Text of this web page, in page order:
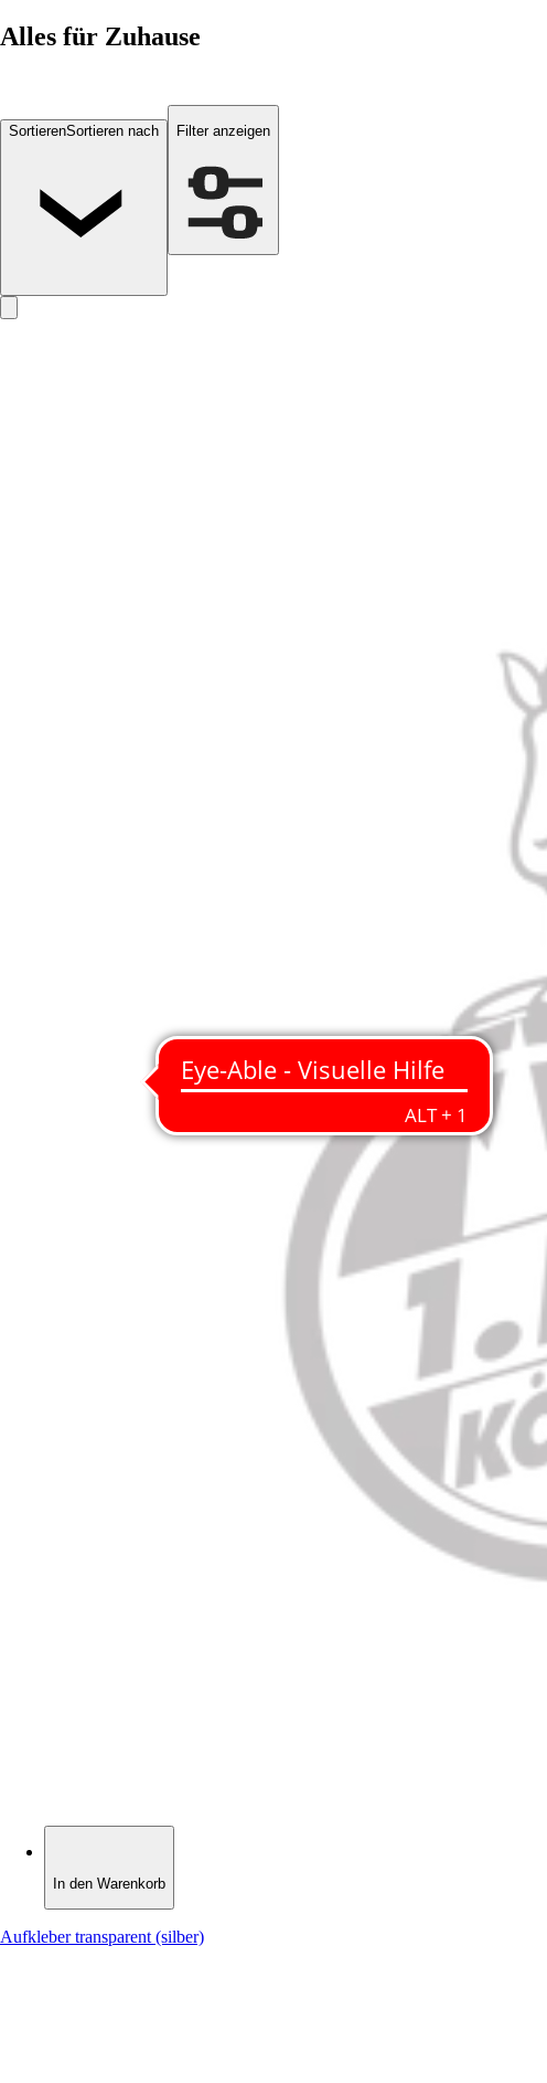
Alles für Zuhause
SortierenSortieren nach Filter anzeigen
In den Warenkorb
Aufkleber transparent (silber)